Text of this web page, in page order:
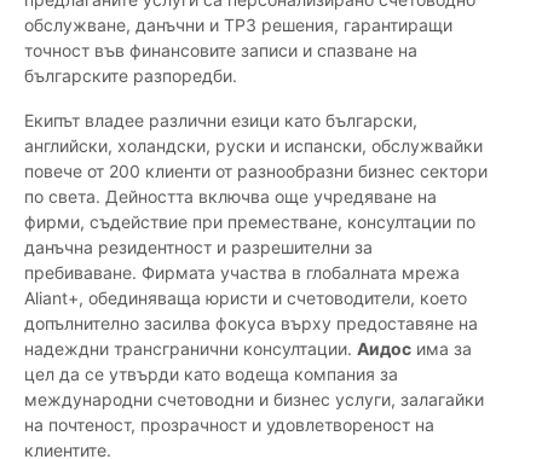
обслужване, данъчни и ТРЗ решения, гарантиращи
точност във финансовите записи и спазване на
българските разпоредби.
Екипът владее различни езици като български,
английски, холандски, руски и испански, обслужвайки
повече от 200 клиенти от разнообразни бизнес сектори
по света. Дейността включва още учредяване на
фирми, съдействие при преместване, консултации по
данъчна резидентност и разрешителни за
пребиваване. Фирмата участва в глобалната мрежа
Aliant+, обединяваща юристи и счетоводители, което
допълнително засилва фокуса върху предоставяне на
надеждни трансгранични консултации. Аидос има за
цел да се утвърди като водеща компания за
международни счетоводни и бизнес услуги, залагайки
на почтеност, прозрачност и удовлетвореност на
клиентите.